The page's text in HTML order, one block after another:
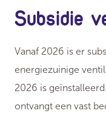
Subsidie
Vanaf 2026 is er
energiezuinige
2026 is
ontvangt een vast